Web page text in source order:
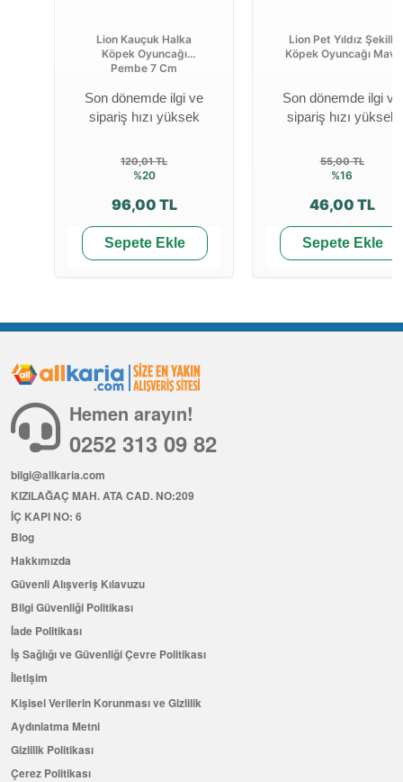
Lion Kauçuk Halka
Köpek Oyuncağı
Pembe 7 Cm
Son dönemde ilgi ve
sipariş hızı yüksek
120,01 TL
%20
96,00 TL
Sepete Ekle
Lion Pet Yıldız Şekilli
Köpek Oyuncağı Mavi
Son dönemde ilgi ve
sipariş hızı yüksek
55,00 TL
%16
46,00 TL
Sepete Ekle
Hemen arayın!
0252 313 09 82
bilgi@allkaria.com
KIZILAĞAÇ MAH. ATA CAD. NO:209
İÇ KAPI NO: 6
Blog
Hakkımızda
Güvenli Alışveriş Kılavuzu
Bilgi Güvenliği Politikası
İade Politikası
İş Sağlığı ve Güvenliği Çevre Politikası
İletişim
Kişisel Verilerin Korunması ve Gizlilik
Aydınlatma Metni
Gizlilik Politikası
Çerez Politikası